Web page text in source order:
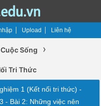
Upload Liên hệ
Sống ›
Tri Thức
1 (Kết nối tri thức) -
- Bài 2: Những việc nên